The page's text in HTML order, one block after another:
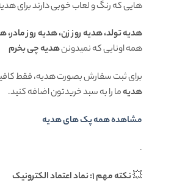
هایی که رنگ و لعاب خوبی دارند برای
هدیه تولد، هدیه روز زن، هدیه روز مادر،
همه اونایی که نمیدوننهدیه چی بخرم
برای ثبت سفارش بصورت هدیه، فقط
هدیهما را به سبد خریدتون اضافه کنید.
مشاهده همه پک های هدیه
.
💥نکته مهم 1: نماد اعتماد الکترونیک